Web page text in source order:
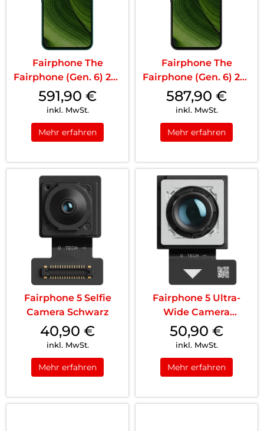
Fairphone The
Fairphone (Gen. 6) 256
GB Forest Gre...
591,90 €
inkl. MwSt.
Mehr erfahren
Fairphone The
Fairphone (Gen. 6) 256
GB Horizon Bl...
587,90 €
inkl. MwSt.
Mehr erfahren
Fairphone 5 Selfie
Camera Schwarz
40,90 €
inkl. MwSt.
Mehr erfahren
Fairphone 5 Ultra-
Wide Camera
Schwarz
50,90 €
inkl. MwSt.
Mehr erfahren